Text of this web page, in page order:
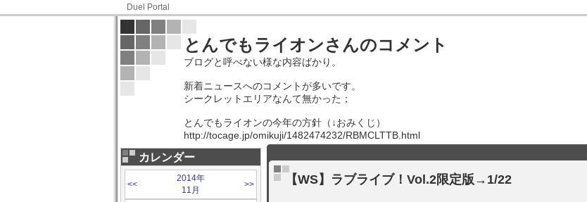
Duel Portal
とんでもライオンさんのコメント
ブログと呼べない様な内容ばかり。
新着ニュースへのコメントが多いです。
シークレットエリアなんて無かった；
とんでもライオンの今年の方針（↓おみくじ）
http://tocage.jp/omikuji/1482474232/RBMCLTTB.html
カレンダー
<<
2014年
11月
>> 【WS】ラブライブ！Vol.2限定版→1/22